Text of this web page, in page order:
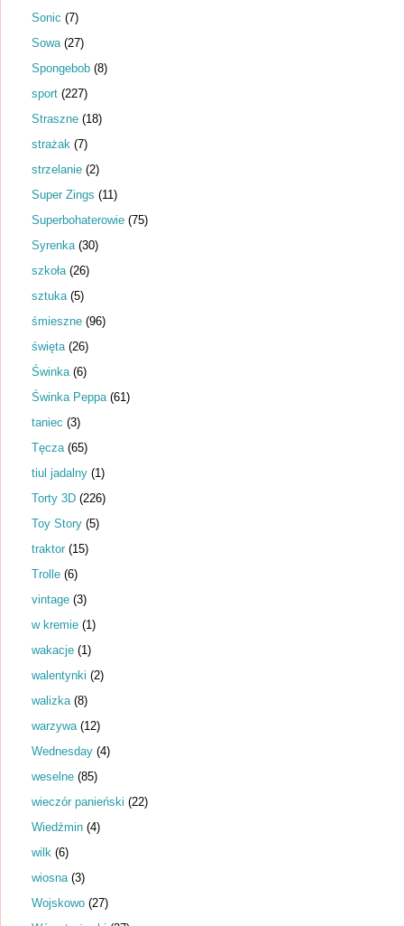
Sonic (7)
Sowa (27)
Spongebob (8)
sport (227)
Straszne (18)
strażak (7)
strzelanie (2)
Super Zings (11)
Superbohaterowie (75)
Syrenka (30)
szkoła (26)
sztuka (5)
śmieszne (96)
święta (26)
Świnka (6)
Świnka Peppa (61)
taniec (3)
Tęcza (65)
tiul jadalny (1)
Torty 3D (226)
Toy Story (5)
traktor (15)
Trolle (6)
vintage (3)
w kremie (1)
wakacje (1)
walentynki (2)
walizka (8)
warzywa (12)
Wednesday (4)
weselne (85)
wieczór panieński (22)
Wiedźmin (4)
wilk (6)
wiosna (3)
Wojskowo (27)